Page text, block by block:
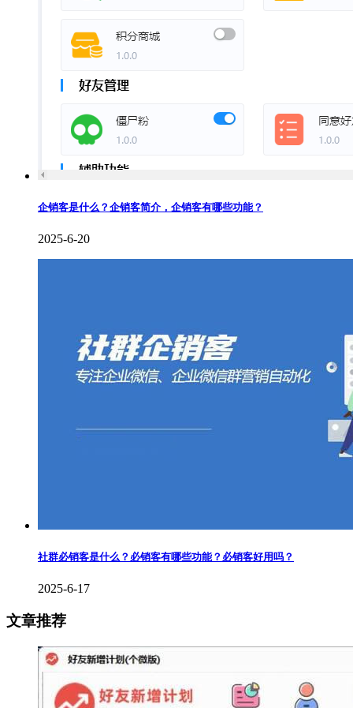
企销客是什么？企销客简介，企销客有哪些功能？
2025-6-20
社群必销客是什么？必销客有哪些功能？必销客好用吗？
2025-6-17
文章推荐